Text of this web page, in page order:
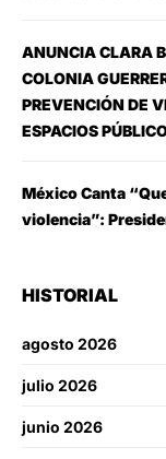
ANUNCIA CLARA
COLONIA
PREVENCIÓN DE
ESPACIOS
México Canta
violencia”:
HISTORIAL
agosto 2026
julio 2026
junio 2026